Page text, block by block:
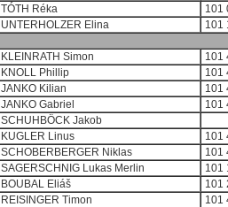
TÓTH Réka
101
UNTERHOLZER Elina 101
KLEINRATH Simon
101
KNOLL Phillip
101
JANKO Kilian
101
JANKO Gabriel
101
SCHUHBÖCK Jakob
KUGLER Linus
101
SCHOBERBERGER Niklas
101
SAGERSCHNIG Lukas Merlin
101
BOUBAL Eliáš
101
REISINGER Timon
101